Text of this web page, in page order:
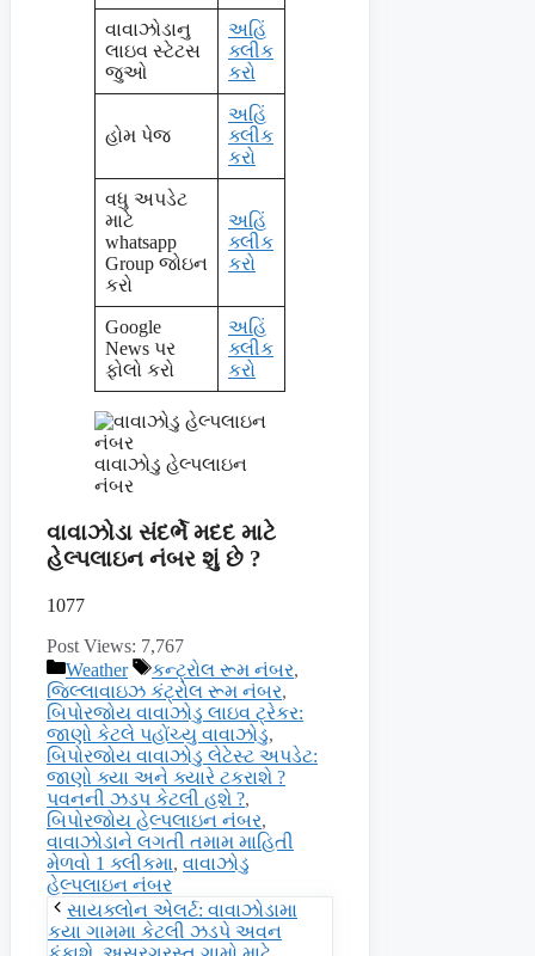
વાવાઝોડાનુ
લાઇવ સ્ટેટસ
જુઓ
અહિં
ક્લીક
કરો
હોમ પેજ
અહિં
ક્લીક
કરો
વધુ અપડેટ
માટે
whatsapp
Group જોઇન
કરો
અહિં
ક્લીક
કરો
Google
News પર
ફોલો કરો
અહિં
ક્લીક
કરો
વાવાઝોડુ હેલ્પલાઇન
નંબર
વાવાઝોડા સંદર્ભે મદદ માટે
હેલ્પલાઇન નંબર શું છે ?
1077
Post Views: 7,767
Categories
Weather Tags
કન્ટ્રોલ રૂમ નંબર,
જિલ્લાવાઇઝ કંટ્રોલ રૂમ નંબર,
બિપોરજોય વાવાઝોડુ લાઇવ ટ્રેકર:
જાણો કેટલે પહોંચ્યુ વાવાઝોડુ,
બિપોરજોય વાવાઝોડુ લેટેસ્ટ અપડેટ:
જાણો ક્યા અને ક્યારે ટકરાશે ?
પવનની ઝડપ કેટલી હશે ?,
બિપોરજોય હેલ્પલાઇન નંબર,
વાવાઝોડાને લગતી તમામ માહિતી
મેળવો 1 ક્લીકમા, વાવાઝોડુ
હેલ્પલાઇન નંબર
સાયક્લોન એલર્ટ: વાવાઝોડામા
કયા ગામમા કેટલી ઝડપે અવન